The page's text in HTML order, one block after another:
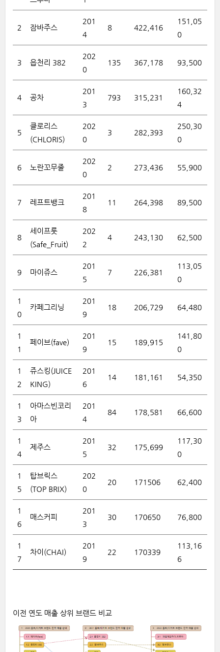
2 잠바주스
201
4
8 422,416
151,05
0
3 읍천리 382
202
0
135 367,178 93,500
4 공차
201
3
793 315,231
160,32
4
5
클로리스
(CHLORIS)
202
0
3 282,393
250,30
0
6 노란꼬무줄
202
0
2 273,436 55,900
7 레프트뱅크
201
8
11 264,398 89,500
8
세이프룻
(Safe_Fruit)
202
2
4 243,130 62,500
9 마이쥬스
201
5
7 226,381
113,05
0
1
0
카페그리닝
201
9
18 206,729 64,480
1
1
페이브(fave)
201
9
15 189,915
141,80
0
1
2
쥬스킹(JUICE
KING)
201
6
14 181,161 54,350
1
3
아마스빈코리
아
201
4
84 178,581 66,600
1
4
제주스
201
5
32 175,699
117,30
0
1
5
탑브릭스
(TOP BRIX)
202
0
20 171506 62,400
1
6
매스커피
201
3
30 170650 76,800
1
7
차이(CHAI)
201
9
22 170339
113,16
6
이전 연도 매출 상위 브랜드 비교